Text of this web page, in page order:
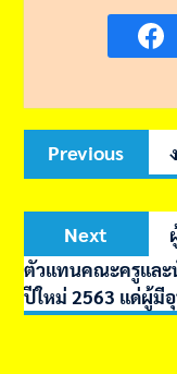
Post
navigation
Previous
Next
ตัวแทนคณะครูและ
ปีใหม่ 2563 แด่ผู้มี